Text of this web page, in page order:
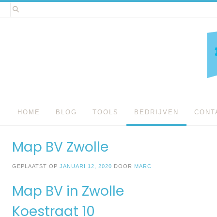
Spring
naar
HOME BLOG TOOLS BEDRIJVEN
Map BV Zwolle
GEPLAATST OP JANUARI 12, 2020 DOOR MARC
Map BV in Zwolle
Koestraat 10